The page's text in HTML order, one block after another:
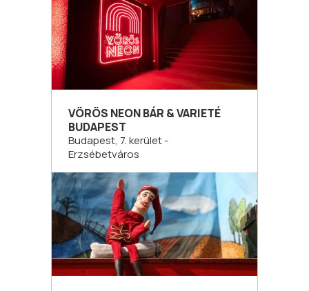
VÖRÖS NEON BÁR & VARIETÉ
BUDAPEST
Budapest, 7. kerület -
Erzsébetváros